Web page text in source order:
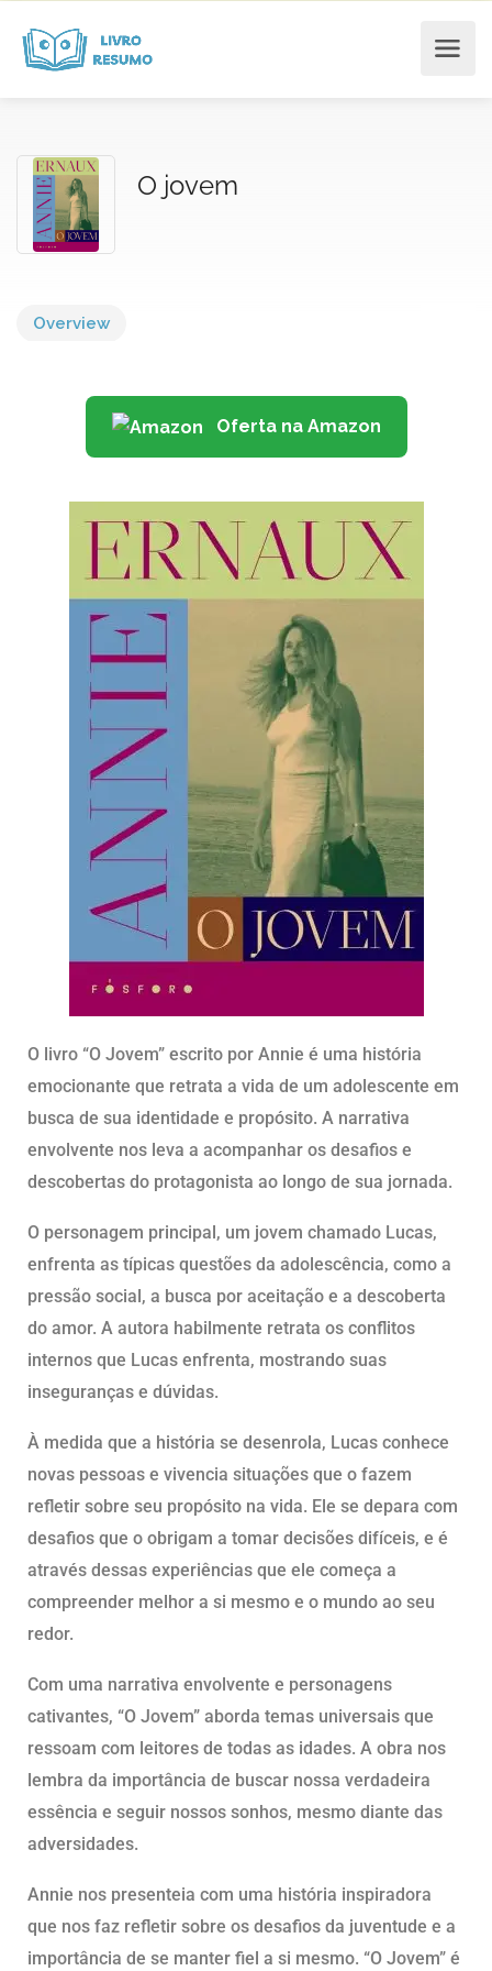
O jovem
Overview
Oferta na Amazon
O livro “O Jovem” escrito por Annie é uma história
emocionante que retrata a vida de um adolescente em
busca de sua identidade e propósito. A narrativa
envolvente nos leva a acompanhar os desafios e
descobertas do protagonista ao longo de sua jornada.
O personagem principal, um jovem chamado Lucas,
enfrenta as típicas questões da adolescência, como a
pressão social, a busca por aceitação e a descoberta
do amor. A autora habilmente retrata os conflitos
internos que Lucas enfrenta, mostrando suas
inseguranças e dúvidas.
À medida que a história se desenrola, Lucas conhece
novas pessoas e vivencia situações que o fazem
refletir sobre seu propósito na vida. Ele se depara com
desafios que o obrigam a tomar decisões difíceis, e é
através dessas experiências que ele começa a
compreender melhor a si mesmo e o mundo ao seu
redor.
Com uma narrativa envolvente e personagens
cativantes, “O Jovem” aborda temas universais que
ressoam com leitores de todas as idades. A obra nos
lembra da importância de buscar nossa verdadeira
essência e seguir nossos sonhos, mesmo diante das
adversidades.
Annie nos presenteia com uma história inspiradora
que nos faz refletir sobre os desafios da juventude e a
importância de se manter fiel a si mesmo. “O Jovem” é